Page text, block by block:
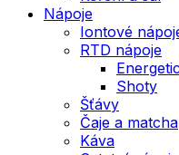
Nápoje
Iontové
RTD nápoje
Shoty
Šťávy
Čaje a matcha
Káva